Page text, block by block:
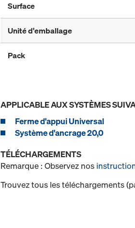
Surface
Unité d'emballage
Pack
APPLICABLE AUX SYSTÈMES
Ferme d'appui Universal
Système d'ancrage 20,0
TÉLÉCHARGEMENTS
Remarque : Observez nos
Trouvez tous les téléchargements